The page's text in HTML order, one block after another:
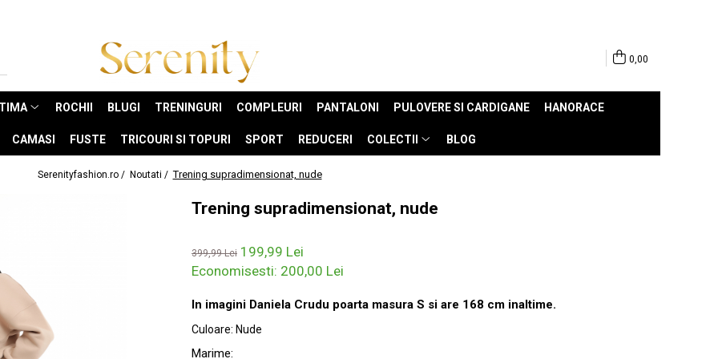
0,00
ROCHII BLUGI TRENINGURI COMPLEURI PANTALONI PULOVERE SI CARDIGANE HANORACE
CAMASI FUSTE TRICOURI SI TOPURI SPORT REDUCERI COLECTII BLOG
Serenityfashion.ro / Noutati / Trening supradimensionat, nude
Trening supradimensionat, nude
399,99 Lei 199,99 Lei
Economisesti: 200,00 Lei
In imagini Daniela Crudu poarta masura S si are 168 cm inaltime.
Culoare: Nude
Marime: